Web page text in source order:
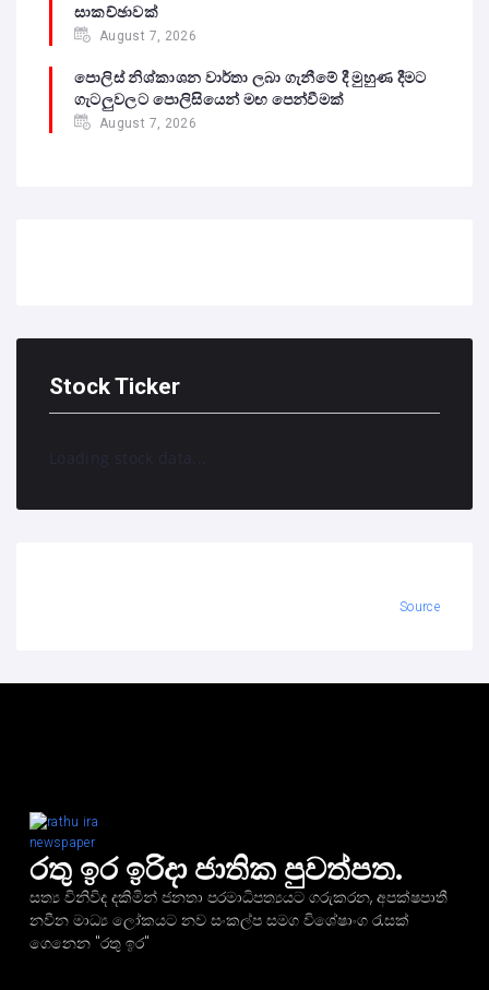
සාකච්ඡාවක්
August 7, 2026
පොලිස් නිශ්කාශන වාර්තා ලබා ගැනීමේ දී මුහුණ දීමට
ගැටලුවලට පොලිසියෙන් මඟ පෙන්වීමක්
August 7, 2026
Stock Ticker
Loading stock data...
Source
රතු ඉර ඉරිදා ජාතික පුවත්පත.
සත්‍ය විනිවිද දකිමින් ජනතා පරමාධිපත්‍යයට ගරුකරන, අපක්ෂපාතී
නවීන මාධ්‍ය ලෝකයට නව සංකල්ප සමග විශේෂාංග රැසක්
ගෙනෙන "රතු ඉර"